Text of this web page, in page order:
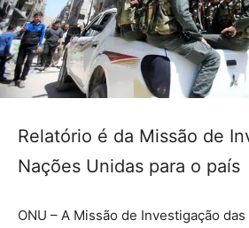
Relatório é da Missão de
Nações Unidas para o país
ONU – A Missão de Investigação